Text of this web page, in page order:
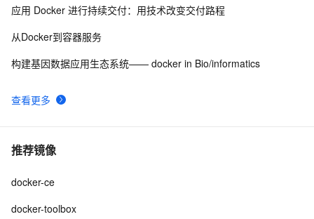
查看更多
应用 Docker 进行持续交付：用技术改变交付路程
从Docker到容器服务
构建基因数据应用生态系统—— docker in Bio/informatics
推荐镜像
docker-ce
docker-toolbox